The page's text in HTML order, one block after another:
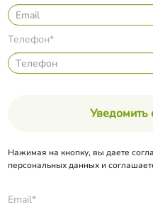
Телефон*
Уведомить
Нажимая на кнопку, вы даете
персональных данных и
Email*